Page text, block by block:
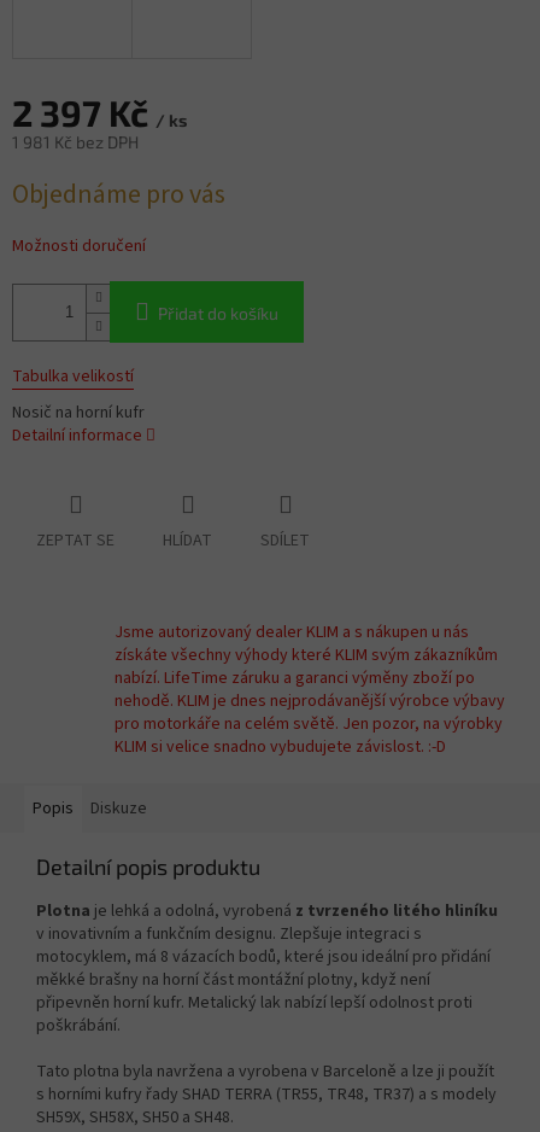
2 397 Kč / ks
1 981 Kč bez DPH
cena:
Objednáme pro vás
Možnosti doručení
Přidat do košíku
Tabulka velikostí
Nosič na horní kufr
Detailní informace
ZEPTAT SE HLÍDAT SDÍLET
Jsme autorizovaný dealer KLIM a s nákupen u nás
získáte všechny výhody které KLIM svým zákazníkům
nabízí. LifeTime záruku a garanci výměny zboží po
nehodě. KLIM je dnes nejprodávanější výrobce výbavy
pro motorkáře na celém světě. Jen pozor, na výrobky
KLIM si velice snadno vybudujete závislost. :-D
Popis Diskuze
Detailní popis produktu
Plotna je lehká a odolná, vyrobená z tvrzeného litého hliníku
v inovativním a funkčním designu. Zlepšuje integraci s
motocyklem, má 8 vázacích bodů, které jsou ideální pro přidání
měkké brašny na horní část montážní plotny, když není
připevněn horní kufr. Metalický lak nabízí lepší odolnost proti
poškrábání.
Tato plotna byla navržena a vyrobena v Barceloně a lze ji použít
s horními kufry řady SHAD TERRA (TR55, TR48, TR37) a s modely
SH59X, SH58X, SH50 a SH48.